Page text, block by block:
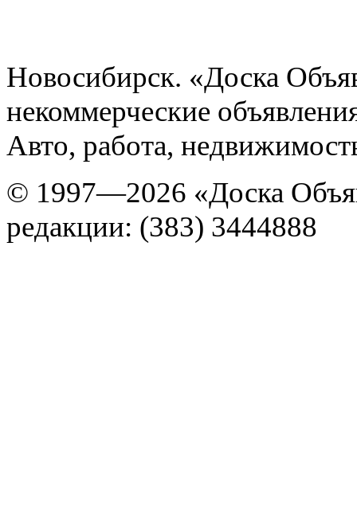
Новосибирск. «Доска
некоммерческие
Авто, работа,
© 1997—2026 «Доска
редакции: (383) 3444888